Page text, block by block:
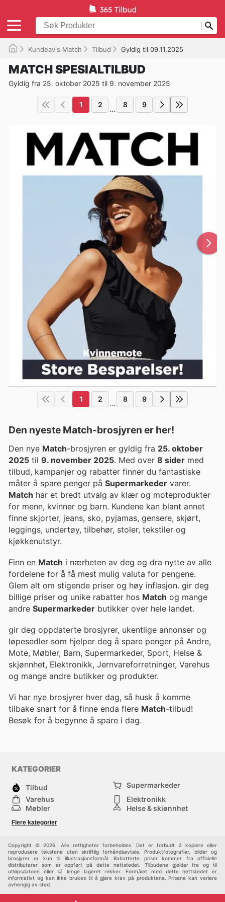
Kundeavis Match Tilbud Gyldig til 09.11.2025
MATCH SPESIALTILBUD
Gyldig fra 25. oktober 2025 til 9. november 2025
1 2 ... 8 9
1 2 ... 8 9
Den nyeste Match-brosjyren er her!
Den nye Match-brosjyren er gyldig fra 25. oktober
2025 til 9. november 2025. Med over 8 sider med
tilbud, kampanjer og rabatter finner du fantastiske
måter å spare penger på Supermarkeder varer.
Match har et bredt utvalg av klær og moteprodukter
for menn, kvinner og barn. Kundene kan blant annet
finne skjorter, jeans, sko, pyjamas, gensere, skjørt,
leggings, undertøy, tilbehør, stoler, tekstiler og
kjøkkenutstyr.
Finn en Match i nærheten av deg og dra nytte av alle
fordelene for å få mest mulig valuta for pengene.
Glem alt om stigende priser og høy inflasjon. gir deg
billige priser og unike rabatter hos Match og mange
andre Supermarkeder butikker over hele landet.
gir deg oppdaterte brosjyrer, ukentlige annonser og
løpesedler som hjelper deg å spare penger på Andre,
Mote, Møbler, Barn, Supermarkeder, Sport, Helse &
skjønnhet, Elektronikk, Jernvareforretninger, Varehus
og mange andre butikker og produkter.
Vi har nye brosjyrer hver dag, så husk å komme
tilbake snart for å finne enda flere Match-tilbud!
Besøk for å begynne å spare i dag.
KATEGORIER
Tilbud
Supermarkeder
Varehus
Elektronikk
Møbler
Helse & skjønnhet
Sport
Flere kategorier
Copyright © 2026. Alle rettigheter forbeholdes. Det er forbudt å kopiere eller
reprodusere tekstene uten skriftlig forhåndsavtale. Produktfotografier, bilder og
brosjyrer er kun til illustrasjonsformål. Rabatterte priser kommer fra offisielle
distributører som er oppført på dette nettstedet. Tilbudene gjelder fra og til
utløpsdatoen eller så lenge lageret rekker. Formålet med dette nettstedet er
informativt og kan ikke brukes til å gjøre krav på produktene. Prisene kan variere
avhengig av sted.